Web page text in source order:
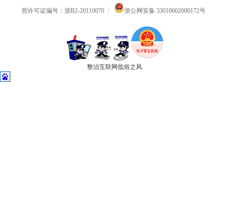
营许可证编号：浙B2-20110070 浙公网安备 33010602000172号
整治互联网低俗之风